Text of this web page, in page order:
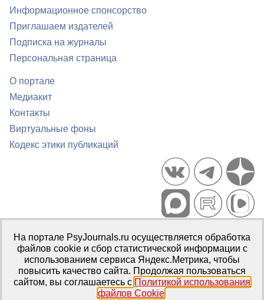
Информационное спонсорство
Приглашаем издателей
Подписка на журналы
Персональная страница
О портале
Медиакит
Контакты
Виртуальные фоны
Кодекс этики публикаций
Портал психологических изданий PsyJournals.ru, 2007–2026
Правила использования материалов
Свидетельство регистрации СМИЭл № ФС77-66447 от 14 июля
2016 г.
Издатель: ФГБОУ ВО МГППУ
На портале PsyJournals.ru осуществляется обработка
файлов cookie и сбор статистической информации с
использованием сервиса Яндекс.Метрика, чтобы
повысить качество сайта. Продолжая пользоваться
сайтом, вы соглашаетесь с Политикой использования
файлов Cookie.